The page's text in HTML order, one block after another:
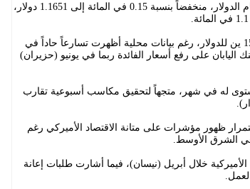
وتراجع اليورو إلى أدنى مستوى له في شهر أمام الدولار، منخفضاً بنسبة 0.15 في المائة إلى 1.1651 دولار،
أما الين الياباني، فتراجع إلى ما دون مستوى 158 ين للدولار، رغم بيانات محلية أظهرت تسارعاً حاداً في
اليابان على رفع أسعار الفائدة ربما في يونيو (حزيران)
له في شهر، متجهاً لتحقيق مكاسب أسبوعية تقارب
ظهور مؤشرات على متانة الاقتصاد الأميركي رغم
في الشرق الأوسط.
خلال أبريل (نيسان)، فيما أشارت طلبات إعانة